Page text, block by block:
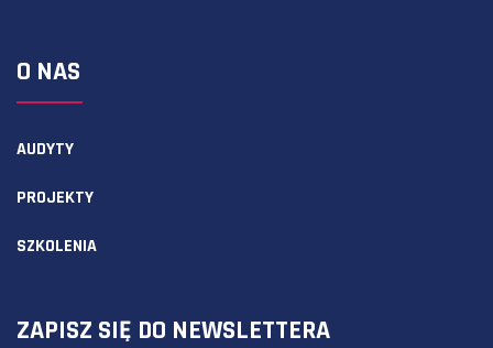
O NAS
AUDYTY
PROJEKTY
SZKOLENIA
ZAPISZ SIĘ DO NEWSLETTERA